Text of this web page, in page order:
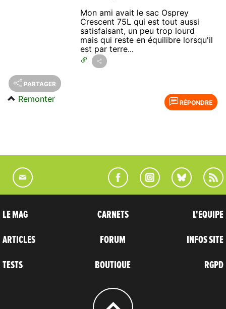
Mon ami avait le sac Osprey
Crescent 75L qui est tout aussi
satisfaisant, un peu trop lourd
mais qui reste en équilibre lorsqu'il
est par terre...
PARTAGER
RÉPONDRE
Remonter
LE MAG
ARTICLES
TESTS
CARNETS
FORUM
BOUTIQUE
L'EQUIPE
INFOS SITE
RGPD